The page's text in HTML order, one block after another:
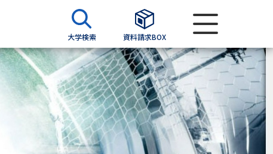
大学検索 資料請求BOX
資料検索